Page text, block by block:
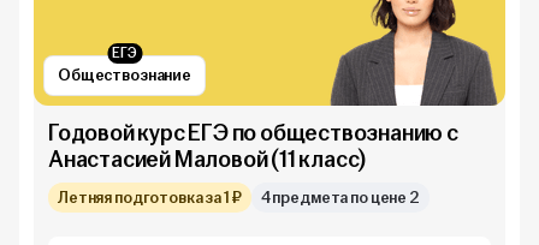
Обществознание
ЕГЭ
Годовой курс ЕГЭ по обществознанию с
Анастасией Маловой (11 класс)
Летняя подготовка за 1 ₽ 4 предмета по цене 2